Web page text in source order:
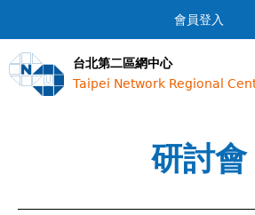
Jump to會員登入
台北第二區網中心
Taipei Network Regional
研討會